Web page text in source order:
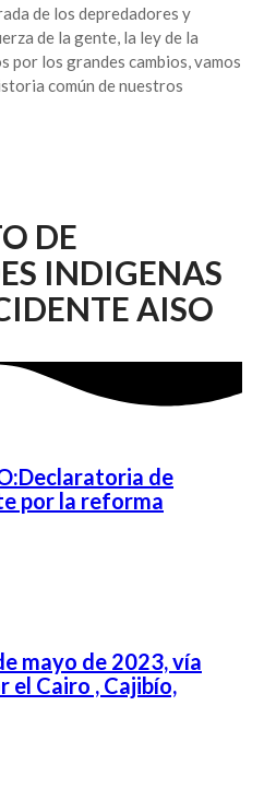
de los depredadores y
de la gente, la ley de la
por los grandes cambios, vamos
común de nuestros
DE
INDIGENAS
AISO
de
por la reforma
mayo de 2023, vía
el Cairo , Cajibío,